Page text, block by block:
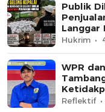
Publik
Langgar
Hukrim
WPR
Reflektif